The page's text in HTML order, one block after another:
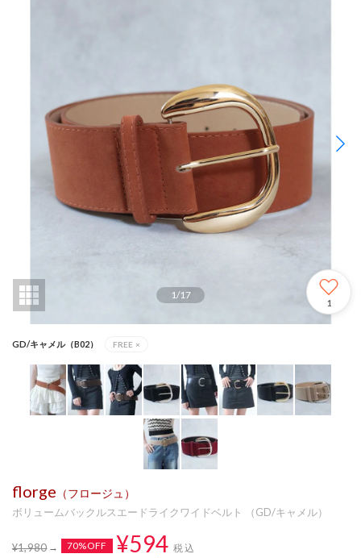
1/17
1
GD/キャメル（B02） FREE ×
florge （フロージュ）
ボリュームバックルスエードライクワイドベルト （GD/キャメル）
¥1,980 70%OFF ¥594 税込